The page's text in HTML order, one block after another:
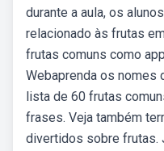
durante a aula, os
relacionado às frutas
frutas comuns como
Webaprenda os nomes
lista de 60 frutas
frases. Veja também
divertidos sobre frutas.